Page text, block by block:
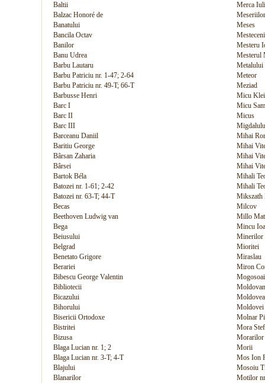
Baltii
Merca
Balzac Honoré de
Meseriilor
Banatului
Meses
Bancila Octav
Banilor
Mesteru
Banu Udrea
Mesterul
Barbu Lautaru
Metalului
Barbu Patriciu nr. 1-47; 2-64
Meteor
Barbu Patriciu nr. 49-T; 66-T
Meziad
Barbusse Henri
Micu
Barc I
Micu
Barc II
Micus
Barc III
Barceanu Daniil
Mihai
Baritiu George
Mihai
Bârsan Zaharia
Mihai
Bârsei
Mihai
Bartok Béla
Mihali
Batozei nr. 1-61; 2-42
Mihali
Batozei nr. 63-T; 44-T
Mikszath
Becas
Milcov
Beethoven Ludwig van
Millo
Bega
Mincu
Beiusului
Minerilor
Belgrad
Mioritei
Benetato Grigore
Miraslau
Berariei
Miron
Bibescu George Valentin
Bibliotecii
Bicazului
Bihorului
Moldovei
Bisericii Ortodoxe
Molnar
Bistritei
Mora
Bizusa
Morarilor
Blaga Lucian nr. 1; 2
Morii
Blaga Lucian nr. 3-T; 4-T
Mos Ion
Blajului
Mosoiu
Blanarilor
Motilor